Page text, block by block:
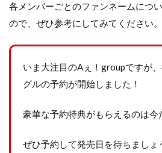
各メンバーごとのファンネームにつ
ので、ぜひ参考にしてみてください。
いま大注目のAぇ！groupですが
グルの予約が開始しました！
豪華な予約特典がもらえるのは今
ぜひ予約して発売日を待ちましょ